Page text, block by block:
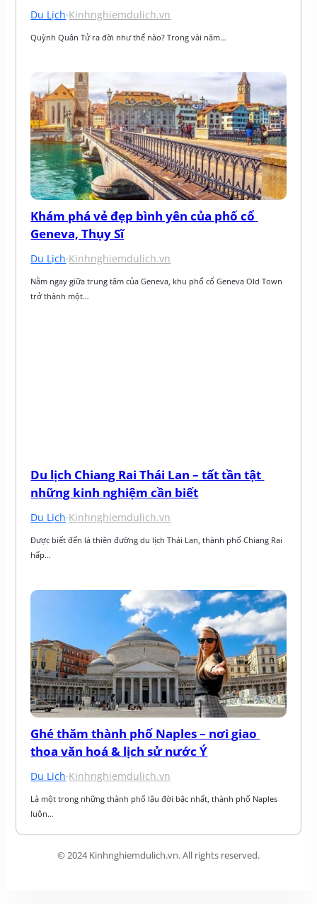
Du Lịch·Kinhnghiemdulich.vn
Quỳnh Quân Tử ra đời như thế nào? Trong vài năm…
Khám phá vẻ đẹp bình yên của phố cổ
Geneva, Thụy Sĩ
Du Lịch·Kinhnghiemdulich.vn
Nằm ngay giữa trung tâm của Geneva, khu phố cổ Geneva Old Town
trở thành một…
Du lịch Chiang Rai Thái Lan – tất tần tật
những kinh nghiệm cần biết
Du Lịch·Kinhnghiemdulich.vn
Được biết đến là thiên đường du lịch Thái Lan, thành phố Chiang Rai
hấp…
Ghé thăm thành phố Naples – nơi giao
thoa văn hoá & lịch sử nước Ý
Du Lịch·Kinhnghiemdulich.vn
Là một trong những thành phố lâu đời bậc nhất, thành phố Naples
luôn…
© 2024 Kinhnghiemdulich.vn. All rights reserved.